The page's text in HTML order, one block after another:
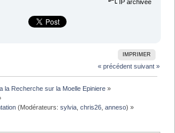
IP archivée
IMPRIMER
« précédent suivant »
la Recherche sur la Moelle Epiniere »
(Modérateurs:sylvia ,chris26 ,anneso) »